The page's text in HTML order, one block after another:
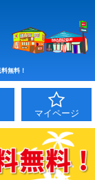
無料！
マイページ